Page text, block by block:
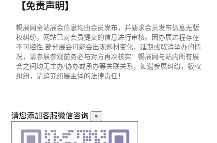
【免责声明】
暢展网全站展会信息均由会员发布，并要求会员发布信息无版
权纠纷，网站已对会员提交的信息进行审核。因办展过程存在
不可控性,部分展会可能会出现题材变化、延期或取消举办的情
况，请参展参观前务必与对方再次核实！暢展网与站内所有展
会之间均无主办/协办或承办等关联关系，如遇参展纠纷，版权
纠纷，请追究组展主体的法律责任！
请您添加客服微信咨询 ×